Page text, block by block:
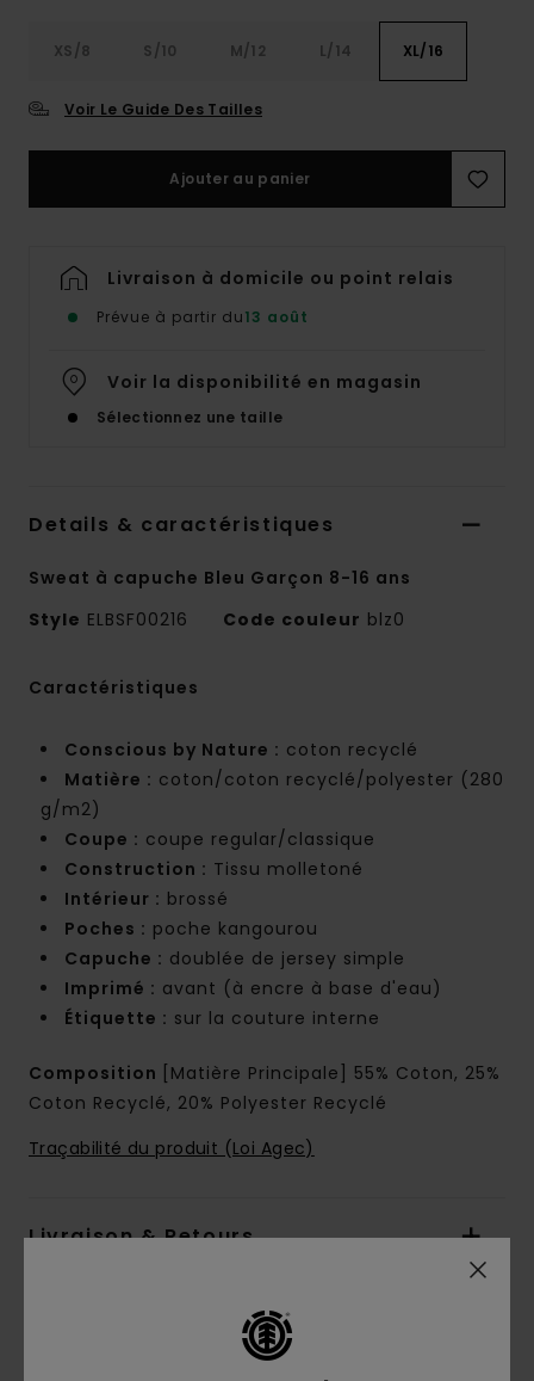
XS/8 S/10 M/12 L/14 XL/16
Voir Le Guide Des Tailles
Ajouter au panier
Livraison à domicile ou point relais
Prévue à partir du13 août
Voir la disponibilité en magasin
Sélectionnez une taille
Details & caractéristiques
Sweat à capuche Bleu Garçon 8-16 ans
Style ELBSF00216 Code couleur blz0
Caractéristiques
Conscious by Nature : coton recyclé
Matière : coton/coton recyclé/polyester (280
g/m2)
Coupe : coupe regular/classique
Construction : Tissu molletoné
Intérieur : brossé
Poches : poche kangourou
Capuche : doublée de jersey simple
Imprimé : avant (à encre à base d'eau)
Étiquette : sur la couture interne
Composition
[Matière Principale] 55% Coton, 25%
Coton Recyclé, 20% Polyester Recyclé
Traçabilité du produit (Loi Agec)
Livraison & Retours